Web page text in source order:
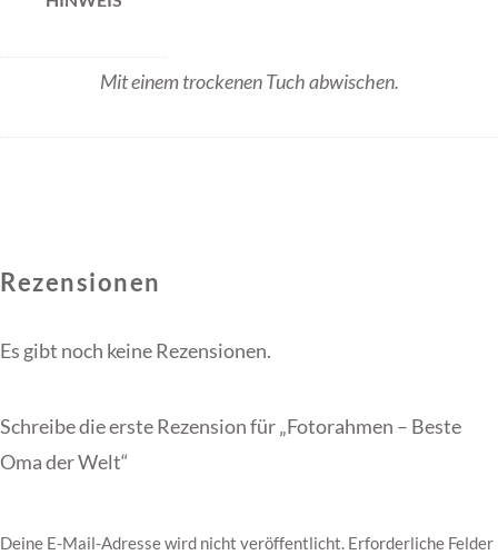
Mit einem trockenen Tuch abwischen.
Rezensionen
Es gibt noch keine Rezensionen.
Schreibe die erste Rezension für „Fotorahmen – Beste
Oma der Welt“
Deine E-Mail-Adresse wird nicht veröffentlicht. Erforderliche Felder